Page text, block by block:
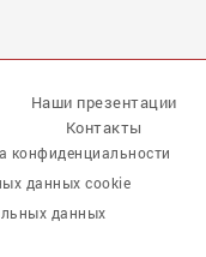
Наши презентации
Контакты
конфиденциальности
данных cookie
данных